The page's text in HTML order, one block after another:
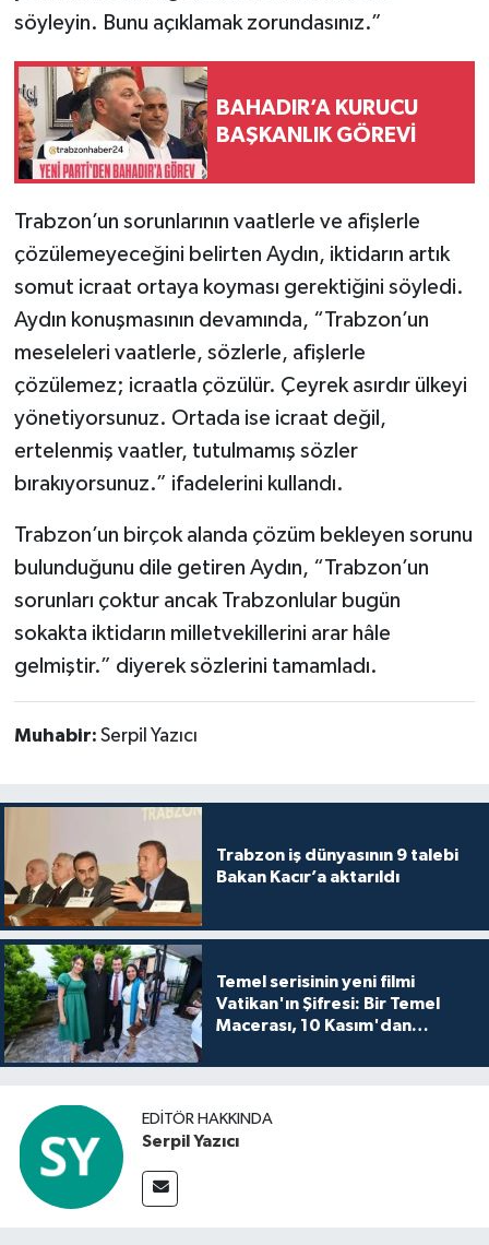
söyleyin. Bunu açıklamak zorundasınız.”
BAHADIR’A KURUCU
BAŞKANLIK GÖREVİ
Trabzon’un sorunlarının vaatlerle ve afişlerle
çözülemeyeceğini belirten Aydın, iktidarın artık
somut icraat ortaya koyması gerektiğini söyledi.
Aydın konuşmasının devamında, “Trabzon’un
meseleleri vaatlerle, sözlerle, afişlerle
çözülemez; icraatla çözülür. Çeyrek asırdır ülkeyi
yönetiyorsunuz. Ortada ise icraat değil,
ertelenmiş vaatler, tutulmamış sözler
bırakıyorsunuz.” ifadelerini kullandı.
Trabzon’un birçok alanda çözüm bekleyen sorunu
bulunduğunu dile getiren Aydın, “Trabzon’un
sorunları çoktur ancak Trabzonlular bugün
sokakta iktidarın milletvekillerini arar hâle
gelmiştir.” diyerek sözlerini tamamladı.
Muhabir: Serpil Yazıcı
Trabzon iş dünyasının 9 talebi
Bakan Kacır’a aktarıldı
Temel serisinin yeni filmi
Vatikan'ın Şifresi: Bir Temel
Macerası, 10 Kasım'dan
buluşuyo
EDITÖR HAKKINDA
Serpil Yazıcı